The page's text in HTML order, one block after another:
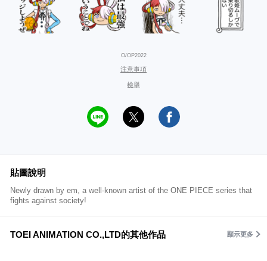
O/OP2022
注意事項
檢舉
貼圖說明
Newly drawn by em, a well-known artist of the ONE PIECE series that
fights against society!
TOEI ANIMATION CO.,LTD的其他作品 顯示更多